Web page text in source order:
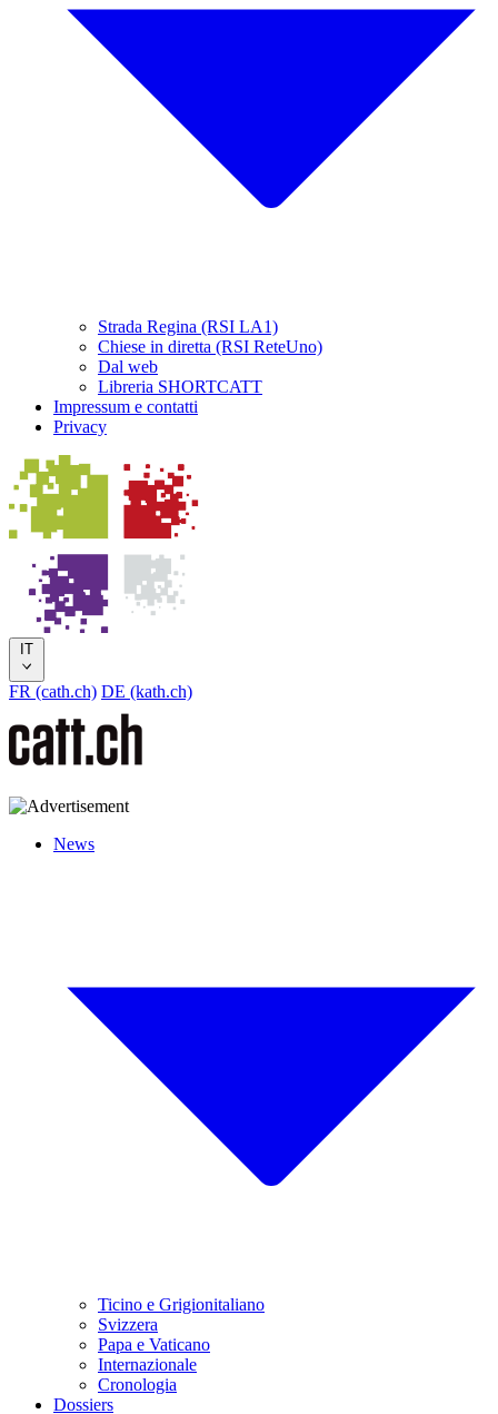
Strada Regina (RSI LA1)
Chiese in diretta (RSI ReteUno)
Dal web
Libreria SHORTCATT
Impressum e contatti
Privacy
IT
FR (cath.ch) DE (kath.ch)
News
Ticino e Grigionitaliano
Svizzera
Papa e Vaticano
Internazionale
Cronologia
Dossiers